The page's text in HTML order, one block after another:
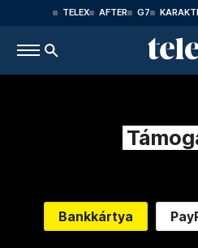
TELEX AFTER G7
Bankkártya